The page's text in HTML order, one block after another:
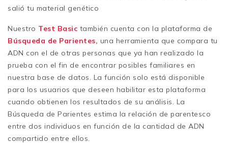
salió tu material genético
Nuestro Test Basic también cuenta con la plataforma de
Búsqueda de Parientes, una herramienta que compara tu
ADN con el de otras personas que ya han realizado la
prueba con el fin de encontrar posibles familiares en
nuestra base de datos. La función solo está disponible
para los usuarios que deseen habilitar esta plataforma
cuando obtienen los resultados de su análisis. La
Búsqueda de Parientes estima la relación de parentesco
entre dos individuos en función de la cantidad de ADN
compartido entre ellos.